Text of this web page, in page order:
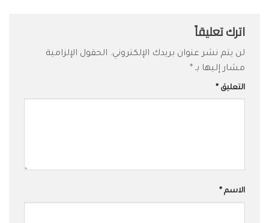
اترك تعليقاً
لن يتم نشر عنوان بريدك الإلكتروني. الحقول الإلزامية
مشار إليها بـ *
التعليق *
الاسم *